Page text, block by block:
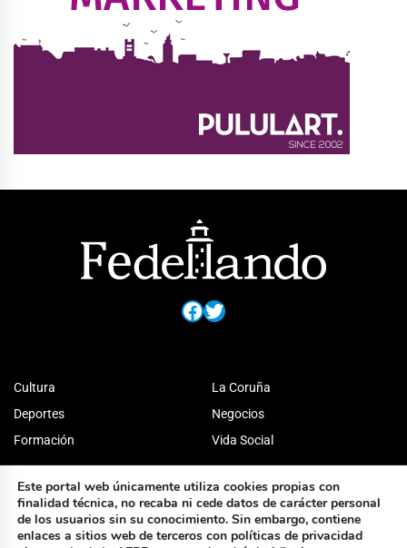
Facebook
Twitter
Cultura
Deportes
Formación
La Coruña
Negocios
Vida Social
Este portal web únicamente utiliza cookies propias con
finalidad técnica, no recaba ni cede datos de carácter personal
de los usuarios sin su conocimiento. Sin embargo, contiene
enlaces a sitios web de terceros con políticas de privacidad